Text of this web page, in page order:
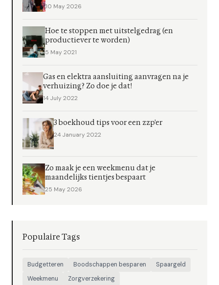
10 May 2026
Hoe te stoppen met uitstelgedrag (en
productiever te worden)
5 May 2021
Gas en elektra aansluiting aanvragen na je
verhuizing? Zo doe je dat!
14 July 2022
3 boekhoud tips voor een zzp'er
24 January 2022
Zo maak je een weekmenu dat je
maandelijks tientjes bespaart
25 May 2026
Populaire Tags
Budgetteren Boodschappen besparen
Spaargeld
Weekmenu
Zorgverzekering